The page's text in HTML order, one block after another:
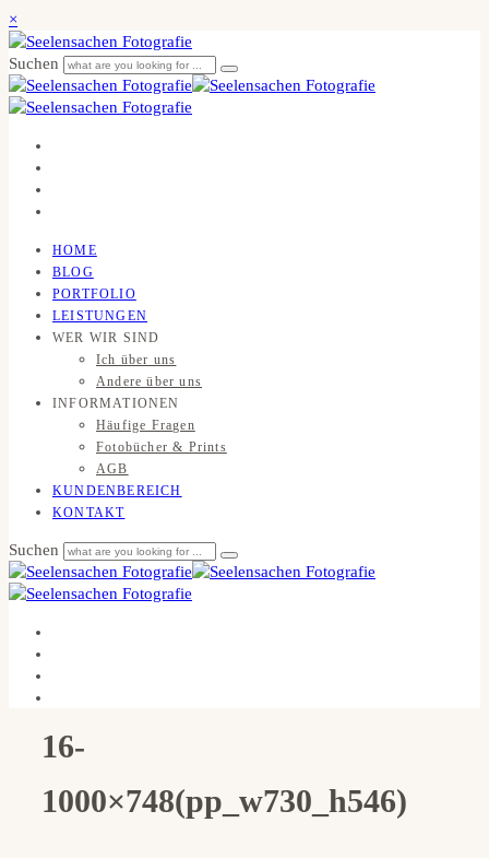
×
Suchen
HOME
BLOG
PORTFOLIO
LEISTUNGEN
WER WIR SIND
Ich über uns
Andere über uns
INFORMATIONEN
Häufige Fragen
Fotobücher & Prints
AGB
KUNDENBEREICH
KONTAKT
Suchen
16-
1000×748(pp_w730_h546)